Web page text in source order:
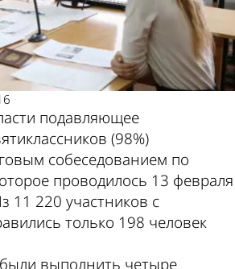
подавляющее
(98%)
собеседованием по
проводилось 13 февраля
11 220 участников с
только 198 человек
выполнить четыре